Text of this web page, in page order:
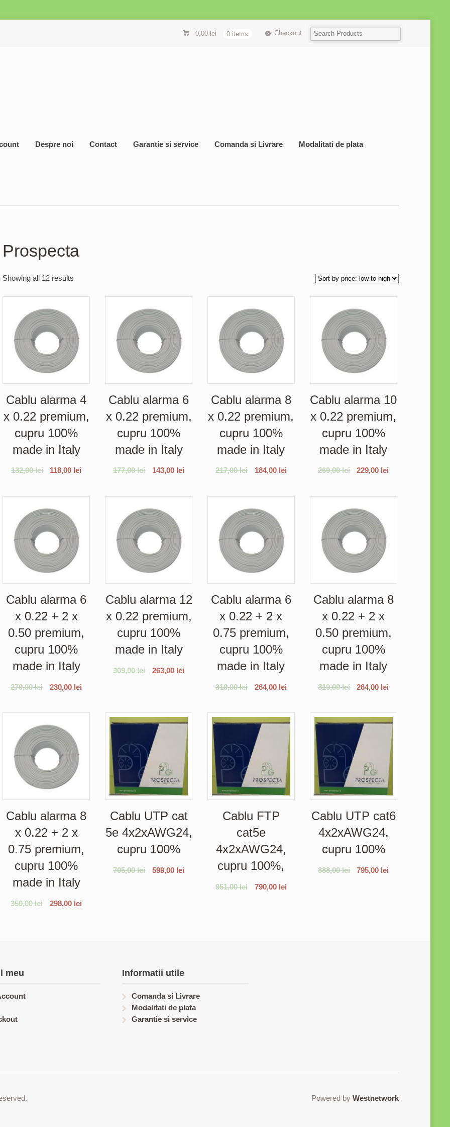
0,00 lei 0 items Checkout
Despre noi Contact Garantie si service Comanda si Livrare Modalitati de plata
Prospecta
Showing all 12 results
Cablu alarma 4
x 0.22 premium,
cupru 100%
made in Italy
132,00lei 118,00 lei
Cablu alarma 6
x 0.22 premium,
cupru 100%
made in Italy
177,00lei 143,00 lei
Cablu alarma 8
x 0.22 premium,
cupru 100%
made in Italy
217,00lei 184,00 lei
Cablu alarma 10
x 0.22 premium,
cupru 100%
made in Italy
269,00lei 229,00 lei
Cablu alarma 6
x 0.22 + 2 x
0.50 premium,
cupru 100%
made in Italy
270,00lei 230,00 lei
Cablu alarma 12
x 0.22 premium,
cupru 100%
made in Italy
309,00lei 263,00 lei
Cablu alarma 6
x 0.22 + 2 x
0.75 premium,
cupru 100%
made in Italy
310,00lei 264,00 lei
Cablu alarma 8
x 0.22 + 2 x
0.50 premium,
cupru 100%
made in Italy
310,00lei 264,00 lei
Cablu alarma 8
x 0.22 + 2 x
0.75 premium,
cupru 100%
made in Italy
350,00lei 298,00 lei
Cablu UTP cat
5e 4x2xAWG24,
cupru 100%
705,00lei 599,00 lei
Cablu FTP
cat5e
4x2xAWG24,
cupru 100%,
951,00lei 790,00 lei
Cablu UTP cat6
4x2xAWG24,
cupru 100%
888,00lei 795,00 lei
meu Informatii utile
Comanda si Livrare
Modalitati de plata
Garantie si service
Powered by Westnetwork